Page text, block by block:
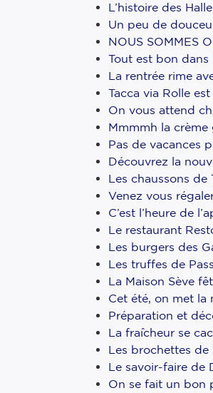
L’histoire des
Un peu de
NOUS SOMMES
Tout est bon dans
La rentrée rime
Tacca via Rolle
On vous attend
Mmmmh la crème
Pas de vacances
Découvrez la
Les chaussons de
Venez vous
C’est l’heure de
Le restaurant
Les burgers des
Les truffes de
La Maison Sève
Cet été, on met la
Préparation et
La fraîcheur se
Les brochettes de
Le savoir-faire de
On se fait un bon